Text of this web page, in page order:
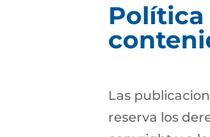
Política
Las
reserva los